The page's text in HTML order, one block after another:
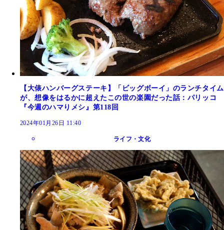
【大俵ハンバーグステーキ】「ビッグボーイ」のランチタイム
が、想像をはるかに超えたこの世の楽園だった話：パリッコ
『今週のハマりメシ』第118回
2024年01月26日 11:40
ライフ・文化